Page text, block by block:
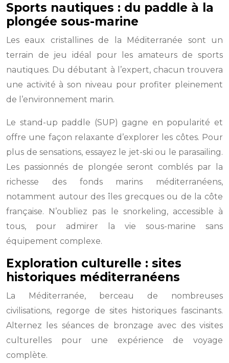
Sports nautiques : du paddle à la
plongée sous-marine
Les eaux cristallines de la Méditerranée sont un
terrain de jeu idéal pour les amateurs de sports
nautiques. Du débutant à l’expert, chacun trouvera
une activité à son niveau pour profiter pleinement
de l’environnement marin.
Le stand-up paddle (SUP) gagne en popularité et
offre une façon relaxante d’explorer les côtes. Pour
plus de sensations, essayez le jet-ski ou le parasailing.
Les passionnés de plongée seront comblés par la
richesse des fonds marins méditerranéens,
notamment autour des îles grecques ou de la côte
française. N’oubliez pas le snorkeling, accessible à
tous, pour admirer la vie sous-marine sans
équipement complexe.
Exploration culturelle : sites
historiques méditerranéens
La Méditerranée, berceau de nombreuses
civilisations, regorge de sites historiques fascinants.
Alternez les séances de bronzage avec des visites
culturelles pour une expérience de voyage
complète.